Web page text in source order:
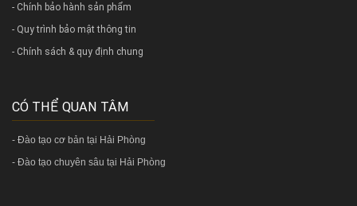
- Chính bảo hành sản phẩm
- Quy trình bảo mật thông tin
- Chính sách & quy định chung
CÓ THỂ QUAN TÂM
- Đào tạo cơ bản tại Hải Phòng
- Đào tạo chuyên sâu tại Hải Phòng